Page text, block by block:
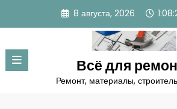
содержимому
8 августа, 2026
Всё для
Ремонт, материалы,